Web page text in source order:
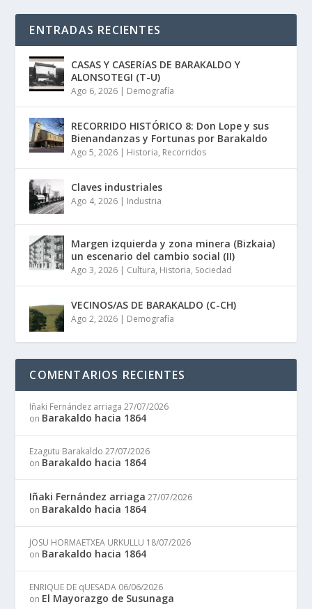
ENTRADAS RECIENTES
CASAS Y CASERíAS DE BARAKALDO Y
ALONSOTEGI (T-U)
Ago 6, 2026 | Demografía
RECORRIDO HISTÓRICO 8: Don Lope y sus
Bienandanzas y Fortunas por Barakaldo
Ago 5, 2026 | Historia, Recorridos
Claves industriales
Ago 4, 2026 | Industria
Margen izquierda y zona minera (Bizkaia)
un escenario del cambio social (II)
Ago 3, 2026 | Cultura, Historia, Sociedad
VECINOS/AS DE BARAKALDO (C-CH)
Ago 2, 2026 | Demografía
COMENTARIOS RECIENTES
Iñaki Fernández arriaga 27/07/2026
on Barakaldo hacia 1864
Ezagutu Barakaldo 27/07/2026
on Barakaldo hacia 1864
Iñaki Fernández arriaga 27/07/2026
on Barakaldo hacia 1864
JOSU HORMAETXEA URKULLU 18/07/2026
on Barakaldo hacia 1864
ENRIQUE DE qUESADA 06/06/2026
on El Mayorazgo de Susunaga